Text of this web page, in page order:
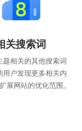
关搜索词
题相关的其他搜索词
用户发现更多相关内
展网站的优化范围。